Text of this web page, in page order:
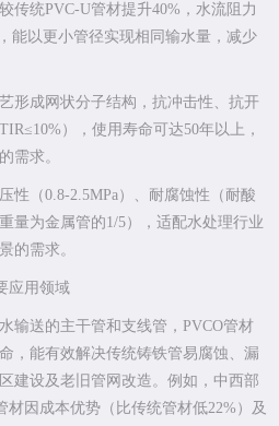
传统PVC-U管材提升40%，水流阻力
能以更小管径实现相同输水量，减少
形成网状分子结构，抗冲击性、抗开
），使用寿命可达50年以上，
需求。
性（0.8-2.5MPa）、耐腐蚀性（耐酸
量为金属管的1/5），适配水处理行业
的需求。
应用领域
输送的主干管和支线管，PVCO管材
，能有效解决传统铸铁管易腐蚀、漏
建设及老旧管网改造。例如，中西部
材因成本优势（比传统管材低22%）及